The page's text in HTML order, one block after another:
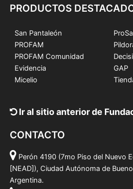
PRODUCTOS
San Pantaleón
PROFAM
PROFAM Comunidad
Evidencia
Micelio
GAP
Ir al sitio anterior de
CONTACTO
Perón 4190 (7mo Piso del Nuevo
[NEAD]), Ciudad Autónoma de
Argentina.